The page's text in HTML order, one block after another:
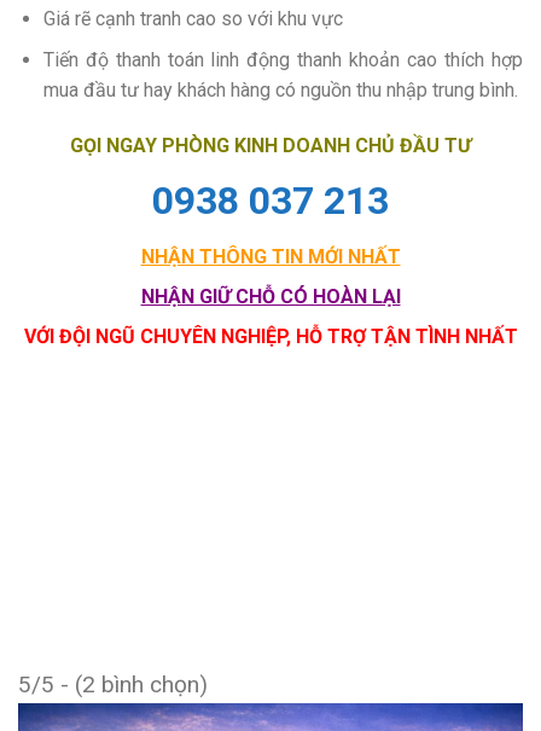
Giá rẽ cạnh tranh cao so với khu vực
Tiến độ thanh toán linh động thanh khoản cao thích hợp
mua đầu tư hay khách hàng có nguồn thu nhập trung bình.
GỌI NGAY PHÒNG KINH DOANH CHỦ ĐẦU TƯ
0938 037 213
NHẬN THÔNG TIN MỚI NHẤT
NHẬN GIỮ CHỖ CÓ HOÀN LẠI
VỚI ĐỘI NGŨ CHUYÊN NGHIỆP, HỖ TRỢ TẬN TÌNH NHẤT
5/5 - (2 bình chọn)